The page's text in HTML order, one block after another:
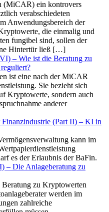
(MiCAR) ein kontrovers
verabschiedeten
Anwendungsbereich der
die einmalig und
fungibel sind, sollen der
Hintertür ließ […]
– Wie ist die Beratung zu
ist eine nach der MiCAR
Sie bezieht sich
Kryptowerte, sondern auch
anderer
(Part II) – KI in
kann im
es der Erlaubnis der BaFin.
– Die Anlageberatung zu
zu Kryptowerten
werden im
zahlreiche